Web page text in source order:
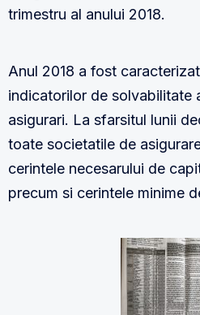
trimestru al anului 2018.
Anul 2018 a fost
indicatorilor de solvabilitate
asigurari. La sfarsitul lunii
toate societatile de
cerintele necesarului de
precum si cerintele minime